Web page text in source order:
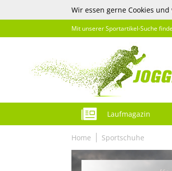
Wir essen gerne Cookies
Mit unserer Sportartikel-Suche
Laufmagazin
Home Sportschuhe